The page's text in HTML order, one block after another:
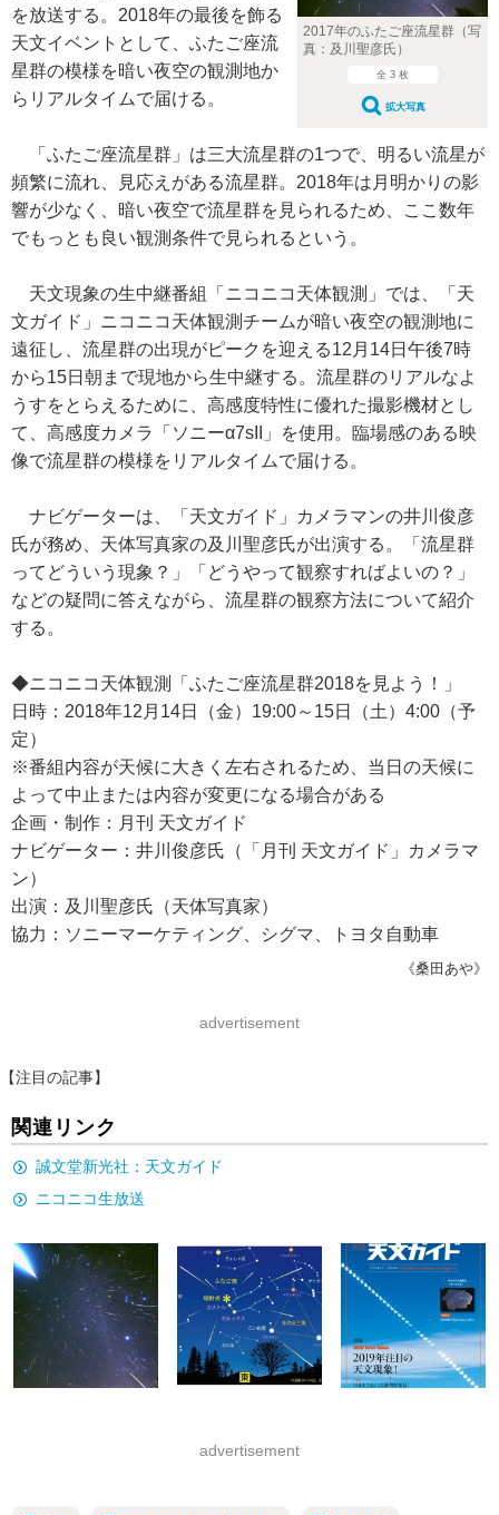
2017年のふたご座流星群（写
真：及川聖彦氏）
全 3 枚
拡大写真
を放送する。2018年の最後を飾る
天文イベントとして、ふたご座流
星群の模様を暗い夜空の観測地か
らリアルタイムで届ける。
「ふたご座流星群」は三大流星群の1つで、明るい流星が
頻繁に流れ、見応えがある流星群。2018年は月明かりの影
響が少なく、暗い夜空で流星群を見られるため、ここ数年
でもっとも良い観測条件で見られるという。
天文現象の生中継番組「ニコニコ天体観測」では、「天
文ガイド」ニコニコ天体観測チームが暗い夜空の観測地に
遠征し、流星群の出現がピークを迎える12月14日午後7時
から15日朝まで現地から生中継する。流星群のリアルなよ
うすをとらえるために、高感度特性に優れた撮影機材とし
て、高感度カメラ「ソニーα7sII」を使用。臨場感のある映
像で流星群の模様をリアルタイムで届ける。
ナビゲーターは、「天文ガイド」カメラマンの井川俊彦
氏が務め、天体写真家の及川聖彦氏が出演する。「流星群
ってどういう現象？」「どうやって観察すればよいの？」
などの疑問に答えながら、流星群の観察方法について紹介
する。
◆ニコニコ天体観測「ふたご座流星群2018を見よう！」
日時：2018年12月14日（金）19:00～15日（土）4:00（予
定）
※番組内容が天候に大きく左右されるため、当日の天候に
よって中止または内容が変更になる場合がある
企画・制作：月刊 天文ガイド
ナビゲーター：井川俊彦氏（「月刊 天文ガイド」カメラマ
ン）
出演：及川聖彦氏（天体写真家）
協力：ソニーマーケティング、シグマ、トヨタ自動車
《桑田あや》
advertisement
【注目の記事】
関連リンク
誠文堂新光社：天文ガイド
ニコニコ生放送
advertisement